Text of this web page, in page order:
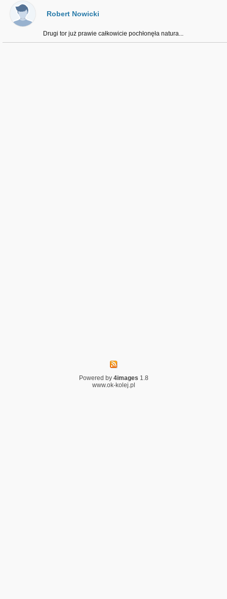
Robert Nowicki
Drugi tor już prawie całkowicie pochłonęła natura...
Powered by 4images 1.8
www.ok-kolej.pl